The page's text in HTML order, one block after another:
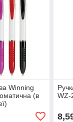
Winning
(в
WZ-